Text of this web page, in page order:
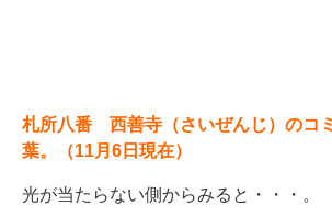
札所八番 西善寺（さいぜんじ）のコ
葉。（11月6日現在）
光が当たらない側からみると・・・。